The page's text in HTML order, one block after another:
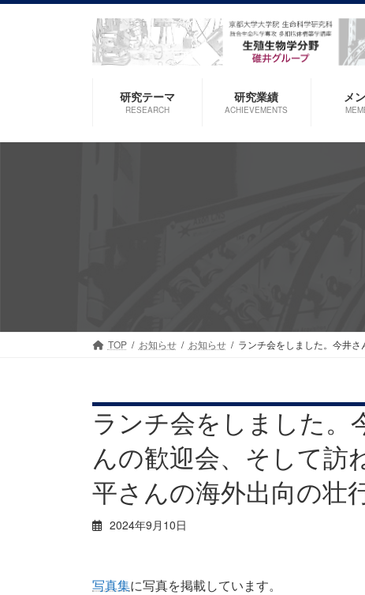
コ
キ
ナ
に
研究テーマ
RESEARCH
研究業績
ACHIEVEMENTS
メ
TOP お知らせ お知らせ ランチ会をしました。今井
ランチ会をしました。
んの歓迎会、そして訪
平さんの海外出向の壮
2024年9月10日
写真集に写真を掲載しています。